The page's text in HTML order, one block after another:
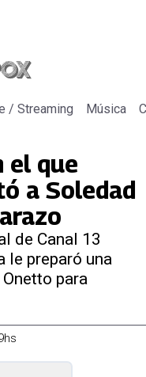
/ Streaming Música
el que
a Soledad
de Canal 13
le preparó una
para